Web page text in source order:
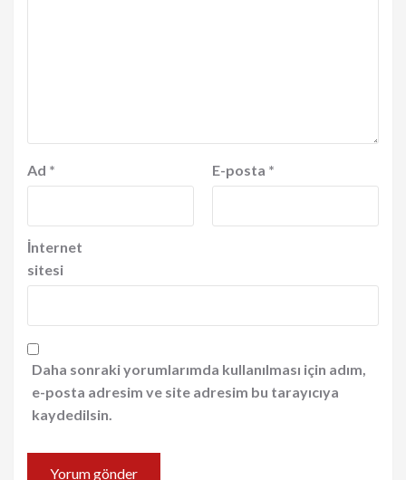
Ad * E-posta *
İnternet
sitesi
Daha sonraki yorumlarımda kullanılması için adım,
e-posta adresim ve site adresim bu tarayıcıya
kaydedilsin.